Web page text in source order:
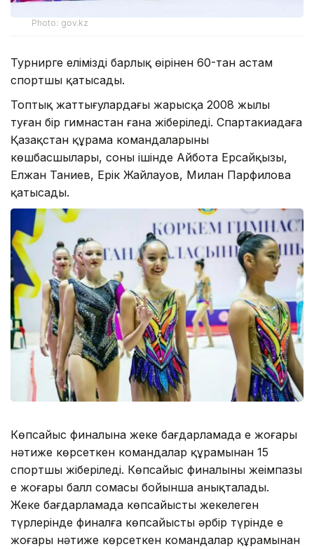
Photo: gov.kz
Турнирге еліміздің барлық өңірінен 60-тан астам
спортшы қатысады.
Топтық жаттығулардағы жарысқа 2008 жылы
туған бір гимнастан ғана жіберіледі. Спартакиадаға
Қазақстан құрама командаларының
көшбасшылары, соның ішінде Айбота Ерсайқызы,
Елжан Таниев, Ерік Жайлауов, Милан Парфилова
қатысады.
Көпсайыс финалына жеке бағдарламада ең жоғары
нәтиже көрсеткен командалар құрамынан 15
спортшы жіберіледі. Көпсайыс финалының жеңімпазы
ең жоғары балл сомасы бойынша анықталады.
Жеке бағдарламада көпсайыстың жекелеген
түрлерінде финалға көпсайыстың әрбір түрінде ең
жоғары нәтиже көрсеткен командалар құрамынан